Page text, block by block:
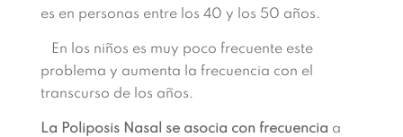
es en personas entre los 40 y los 50 años.
En los niños es muy poco frecuente este
problema y aumenta la frecuencia con el
transcurso de los años.
La Poliposis Nasal se asocia con frecuencia a